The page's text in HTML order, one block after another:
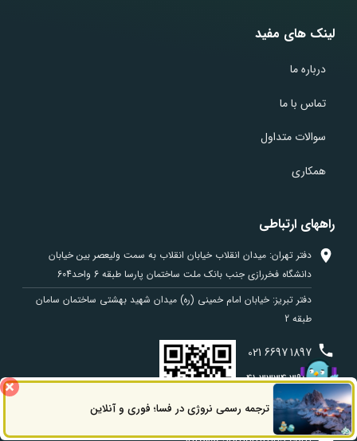
لینک های مفید
درباره ما
تماس با ما
سوالات متداول
همکاری
راههای ارتباطی
دفتر تهران: میدان انقلاب خیابان انقلاب به سمت ولیعصر بین خیابان
دانشگاه فخررازی جنب بانک ملت ساختمان پارسا طبقه 6 واحد604
دفتر تبریز: خیابان امام خمینی (ره) میدان شهید بهشتی ساختمان سامان
طبقه 2
021 66971897
04133343915
09149724799
ترجمه رسمی نروژی در فسا؛ فوری و آنلاینراه های ارتباطی